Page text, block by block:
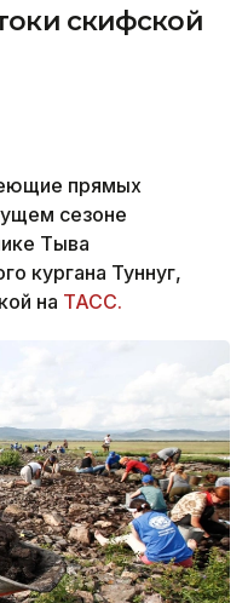
скифской
прямых
сезоне
Тыва
кургана Туннуг,
на ТАСС.